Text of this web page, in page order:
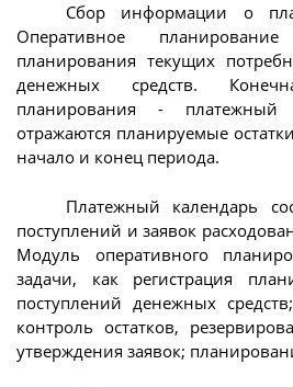
Сбор информации о
Оперативное
планирования текущих
денежных средств.
планирования -
отражаются планируемые
начало и конец периода.
Платежный календарь
поступлений и заявок
Модуль оперативного
задачи, как регистрация
поступлений денежных
контроль остатков,
утверждения заявок;